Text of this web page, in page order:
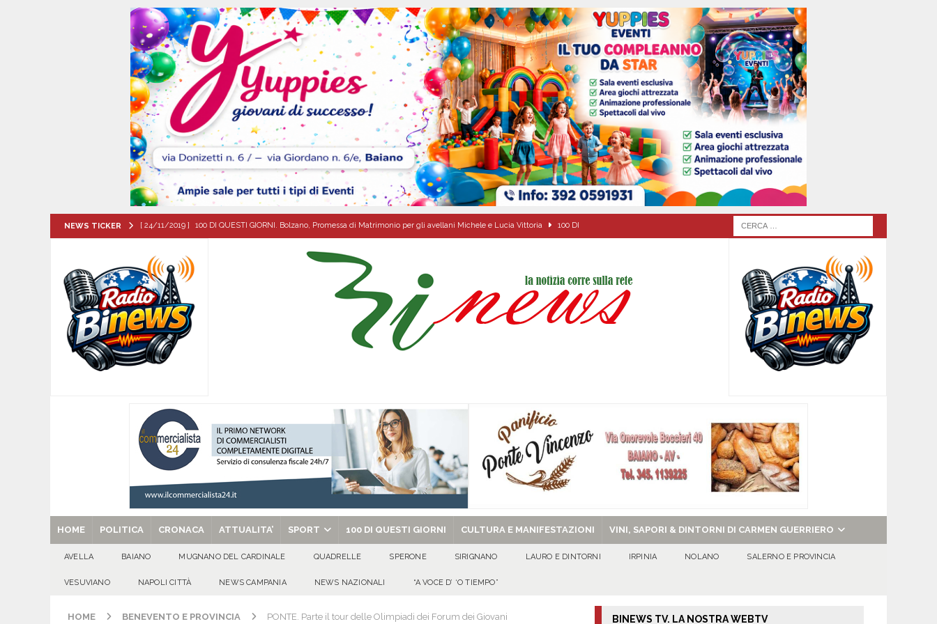
NEWS TICKER [ 24/11/2019 ] 100 DI QUESTI GIORNI. Bolzano, Promessa di Matrimonio per gli avellani Michele e Lucia Vittoria 100 DI
[ 08/08/2026 ] Il futuro dei giovani del Sud, la sfida parte anche dall’Irpinia: nuovo incarico per Gerardo Gonnella
ATTUALITA'
[ 07/08/2026 ] Visciano celebra Padre Arturo D’Onofrio: due giorni di fede nel ricordo del fondatore CULTURA E
MANIFESTAZIONI
[ 07/08/2026 ]
[ 07/08/2026 ] Emergenza cinghiali: nasce il Tavolo tecnico permanente della Regione Campania EVIDENZA
[ 07/08/2026 ] 8 agosto, anniversario della tragedia di Marcinelle. Pmi International: “La sicurezza sul lavoro deve diventare
una cultura collettiva. Nessuna crescita economica può prescindere dalla tutela della vita umana” CULTURA E
MANIFESTAZIONI
[ 29/08/2025 ] SANT’Oggi. Venerdì 29 agosto la chiesa celebra il Martirio di san Giovanni Battista e santa Sabina
HOME POLITICA CRONACA ATTUALITA’ SPORT 100 DI QUESTI GIORNI CULTURA E MANIFESTAZIONI VINI, SAPORI & DINTORNI DI CARMEN GUERRIERO
AVELLA BAIANO MUGNANO DEL CARDINALE QUADRELLE SPERONE SIRIGNANO LAURO E DINTORNI IRPINIA NOLANO SALERNO E PROVINCIA
VESUVIANO NAPOLI CITTÀ NEWS CAMPANIA NEWS NAZIONALI “A VOCE D’ ‘O TIEMPO”
HOME BENEVENTO E PROVINCIA PONTE. Parte il tour delle Olimpiadi dei Forum dei Giovani BINEWS TV. LA NOSTRA WEBTV